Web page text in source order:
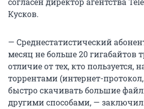
Кусков.
— Среднестатистический
месяц не больше 20 гигабайтов
отличие от тех, кто пользуется,
торрентами (интернет-
быстро скачивать большие
другими способами, — заключил